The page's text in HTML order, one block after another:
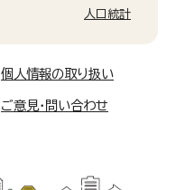
人口統計
個人情報の取り扱い
ご意見・問い合わせ